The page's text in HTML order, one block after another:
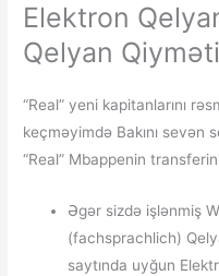
Elektron
Qelyan Qiyməti
“Real” yeni kapitanlarını
keçməyimdə Bakını sevən
“Real” Mbappenin
Əgər sizdə işlənmiş
(fachsprachlich)
saytında uyğun